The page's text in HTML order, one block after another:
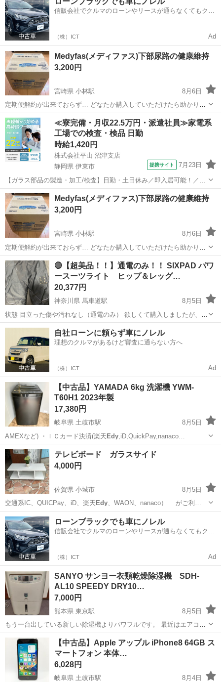
ク・ボディ・...
信販会社でクルマのローンやリースが通らなくてもクル
（株）ICT Ad
Medyfas(メディファス)下部尿路の健康維持
3,200円
宮崎県 小林駅
8月6日
定期便解約が出来ておらず… どなたか購入していただけたら助かりま
す。 1箱8袋入り 4kgです🐱 賞味期限も載せています。 . 1箱3200円で
す 4箱全部購入して頂ける方は 1箱3000円でお譲りします。 よろしく
お願いし...
宮崎 小林市 小林駅 食品
≪寮完備・月収22.5万円・派遣社員≫家電系
工場での検査・検品 日勤
時給1,420円
株式会社平山 沼津支店
静岡県 伊東市
提携サイト 7月23日
【ガラス部品の製造・加工/検査】日勤・土日休み／即入居可能！／伊
豆でのんびりライフ♪ ガラス部品の製造・加工/検査 【株式会社平山で
の正社員採用（無期雇用派遣）となります】 「2人で同じ職場で働き
たい」 「仕事も休みも一...
静岡 伊東市
Medyfas(メディファス)下部尿路の健康維持
3,200円
宮崎県 小林駅
8月6日
定期便解約が出来ておらず… どなたか購入していただけたら助かりま
す。 1箱8袋入り 4kgです🐱 賞味期限も載せています。 . 1箱3200円で
す 4箱全部購入して頂ける方は 1箱3000円でお譲りします。 よろしく
お願いし...
宮崎 小林市 小林駅 メディファス
🔴【超美品！！】通電のみ！！ SIXPAD パワ
ースーツライト ヒップ＆レッグ…
20,377円
神奈川県 馬車道駅
8月5日
状態 目立った傷や汚れなし（通電のみ） 欲しくて購入しましたが、い
ざ使おうとした際に サイズがLLということに気が付き、使わないまま
保管。 商品説明☆MTG EMSトレーニングギア SIXPAD Powersu...
神奈川 横浜市 馬車道駅 美容家電
自社ローンに頼らず車にノレル
理想のクルマがあるけど審査に通らない方へ
（株）ICT Ad
【中古品】YAMADA 6kg 洗濯機 YWM-
T60H1 2023年製
17,380円
岐阜県 土岐市駅
8月5日
AMEXなど) ・ＩＣカード決済(楽天Edy,iD,QuickPay,nanaco…
岐阜 土岐市 土岐市駅 生活家電 YAMADA
テレビボード ガラスサイド
4,000円
佐賀県 小城市
8月5日
交通系IC、QUICPay、iD、楽天 Edy、WAON、nanaco） がご利…
佐賀 小城市 収納家具
ローンブラックでも車にノレル
信販会社でクルマのローンやリースが通らなくてもクル
（株）ICT Ad
SANYO サンヨー衣類乾燥除湿機 SDH-
AL10 SPEEDY DRY10…
7,000円
熊本県 東京駅
8月5日
もう一台出している新しい除湿機よりパワフルです。 最近はエアコン
と扇風機で済ませているため使わないのでどなたか購入頂けたら助か
ります。 昔は部屋（四畳半）が寒くなるくらいに稼働していた記憶が
あります。
熊本 熊本市 東京駅 季節、空調家電
【中古品】Apple アップル iPhone8 64GB ス
マートフォン 本体…
6,028円
岐阜県 土岐市駅 8月4日